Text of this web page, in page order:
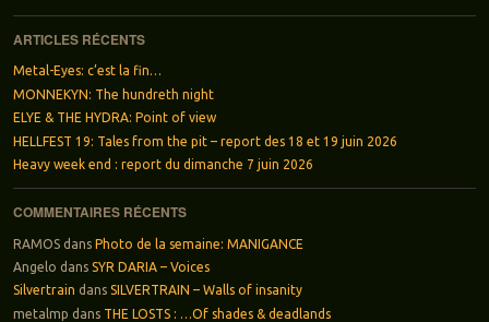
ARTICLES RÉCENTS
Metal-Eyes: c’est la fin…
MONNEKYN: The hundreth night
ELYE & THE HYDRA: Point of view
HELLFEST 19: Tales from the pit – report des 18 et 19 juin 2026
Heavy week end : report du dimanche 7 juin 2026
COMMENTAIRES RÉCENTS
RAMOSdans Photo de la semaine: MANIGANCE
Angelo dans SYR DARIA – Voices
Silvertrain dans SILVERTRAIN – Walls of insanity
metalmp dans THE LOSTS : …Of shades & deadlands